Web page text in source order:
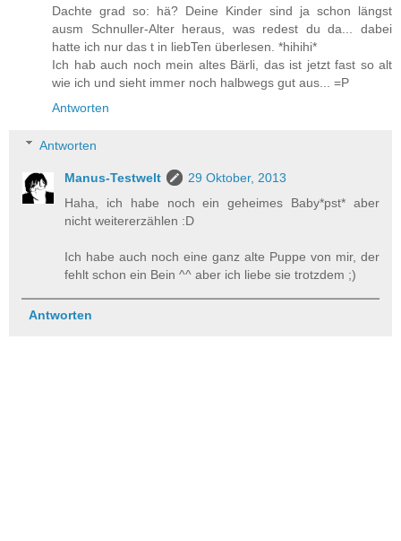
Dachte grad so: hä? Deine Kinder sind ja schon längst
ausm Schnuller-Alter heraus, was redest du da... dabei
hatte ich nur das t in liebTen überlesen. *hihihi*
Ich hab auch noch mein altes Bärli, das ist jetzt fast so alt
wie ich und sieht immer noch halbwegs gut aus... =P
Antworten
Antworten
Manus-Testwelt
29 Oktober, 2013
Haha, ich habe noch ein geheimes Baby*pst* aber
nicht weitererzählen :D
Ich habe auch noch eine ganz alte Puppe von mir, der
fehlt schon ein Bein ^^ aber ich liebe sie trotzdem ;)
Antworten